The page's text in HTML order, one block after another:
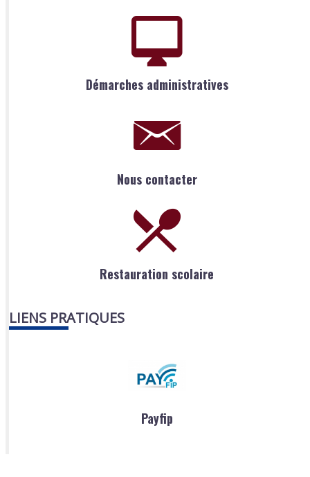
Démarches administratives
Nous contacter
Restauration scolaire
LIENS PRATIQUES
Payfip